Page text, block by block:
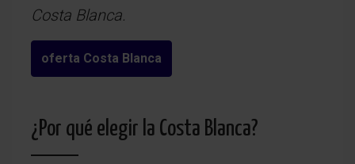
Costa Blanca.
oferta Costa Blanca
¿Por qué elegir la Costa Blanca?